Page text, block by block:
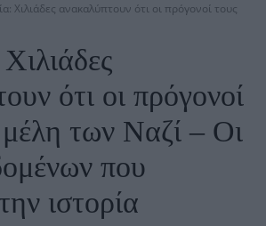
Χιλιάδες ανακαλύπτουν ότι οι πρόγονοί τους
ότι οι πρόγονοί
των Ναζί – Οι
που
ιστορία